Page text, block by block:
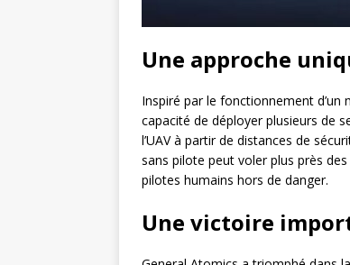
Une approche
Inspiré par le fonctionnement d’un
capacité de déployer plusieurs de
l’UAV à partir de distances de
sans pilote peut voler plus près
pilotes humains hors de danger.
Une victoire